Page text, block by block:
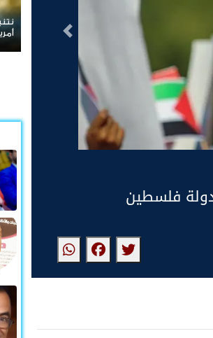
التالى
فلسطين
نتنياهو يرفض الانسحاب من غزة ويعلن